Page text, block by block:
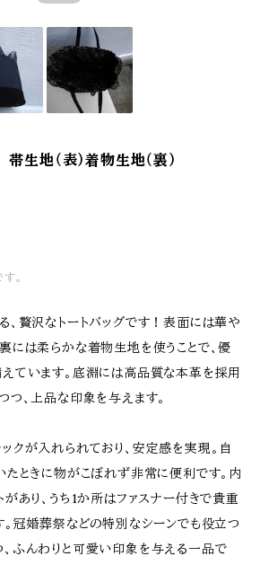
地（表）着物生地（裏）
す。
、贅沢なトートバッグです！表面には華や
には柔らかな着物生地を使うことで、優
ています。底淵には高品質な本革を採用
つ、上品な印象を与えます。
クが入れられており、安定感を実現。自
たときに物がこぼれず非常に便利です。内
あり、うち1か所はファスナー付きで貴重
。冠婚葬祭などの特別なシーンでも役立つ
ふんわりと可愛い印象を与える一品で